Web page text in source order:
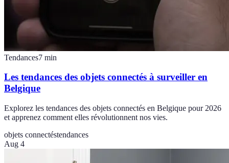
Tendances7 min
Les tendances des objets connectés à surveiller en
Belgique
Explorez les tendances des objets connectés en Belgique pour 2026
et apprenez comment elles révolutionnent nos vies.
objets connectéstendances
Aug 4